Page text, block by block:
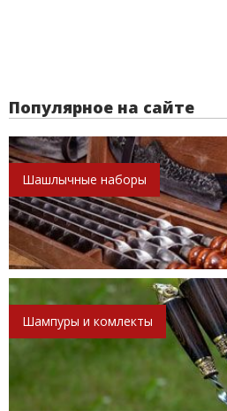
Популярное на сайте
Шашлычные наборы
Шампуры и комлекты